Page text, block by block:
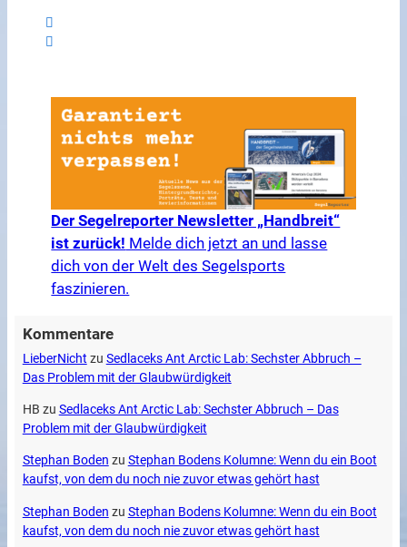
Der Segelreporter Newsletter „Handbreit“
ist zurück! Melde dich jetzt an und lasse
dich von der Welt des Segelsports
faszinieren.
Kommentare
LieberNicht zu Sedlaceks Ant Arctic Lab: Sechster Abbruch –
Das Problem mit der Glaubwürdigkeit
HB zu Sedlaceks Ant Arctic Lab: Sechster Abbruch – Das
Problem mit der Glaubwürdigkeit
Stephan Boden zu Stephan Bodens Kolumne: Wenn du ein Boot
kaufst, von dem du noch nie zuvor etwas gehört hast
Stephan Boden zu Stephan Bodens Kolumne: Wenn du ein Boot
kaufst, von dem du noch nie zuvor etwas gehört hast